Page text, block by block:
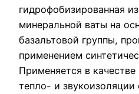
гидрофобизированная
минеральной ваты на
базальтовой группы,
применением
Применяется в
тепло- и